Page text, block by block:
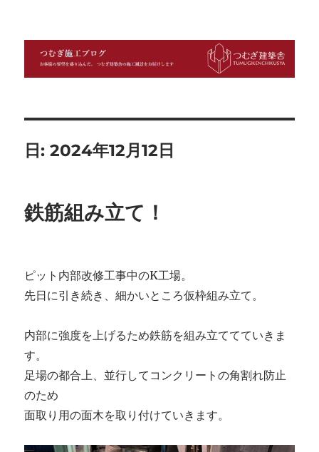
つむぎ施工ブログ
日:2024年12月12日
鉄筋組み立て！
ピット内部改修工事中のK工場。
先日に引き続き、細かいところ仮枠組み立て。
内部に強度を上げるため鉄筋を組み立ててていきま
す。
足場の都合上、並行してコンクリートの角割れ防止
のため
面取り用の面木を取り付けていきます。